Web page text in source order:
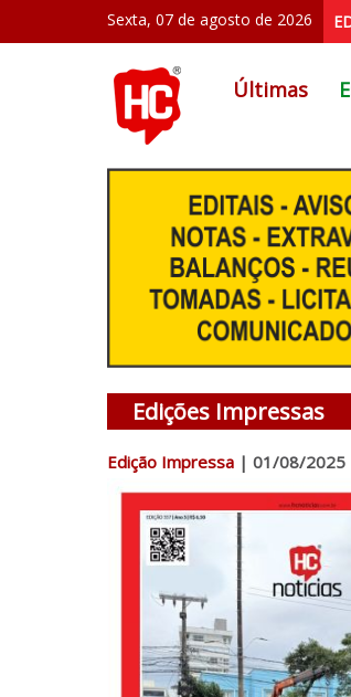
Sexta, 07 de agosto de 2026
Últimas
Edições Impressas
Edição Impressa | 01/08/2025